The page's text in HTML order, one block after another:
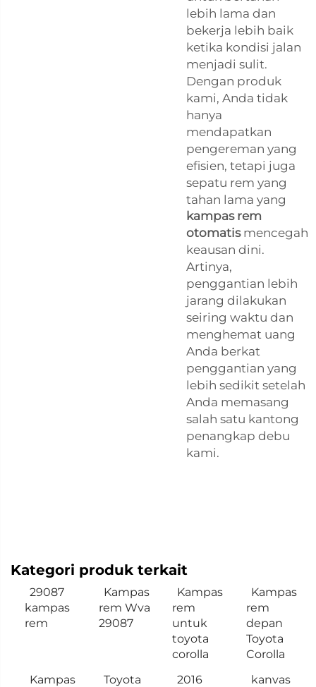
lebih lama dan
bekerja lebih baik
ketika kondisi jalan
menjadi sulit.
Dengan produk
kami, Anda tidak
hanya
mendapatkan
pengereman yang
efisien, tetapi juga
sepatu rem yang
tahan lama yang
kampas rem
otomatis mencegah
keausan dini.
Artinya,
penggantian lebih
jarang dilakukan
seiring waktu dan
menghemat uang
Anda berkat
penggantian yang
lebih sedikit setelah
Anda memasang
salah satu kantong
penangkap debu
kami.
Kategori produk terkait
29087
kampas
rem
Kampas
rem Wva
29087
Kampas
rem
untuk
toyota
corolla
Kampas
rem
depan
Toyota
Corolla
Kampas
Toyota
2016
kanvas